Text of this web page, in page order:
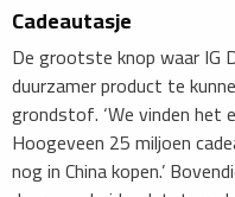
Cadeautasje
De grootste knop waar IG
duurzamer product te
grondstof. ‘We vinden het
Hoogeveen 25 miljoen
nog in China kopen.’